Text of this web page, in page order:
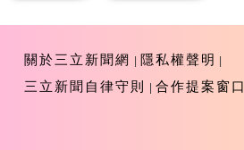
關於三立新聞網
隱私權聲明
三立新聞自律守則
合作提案窗口